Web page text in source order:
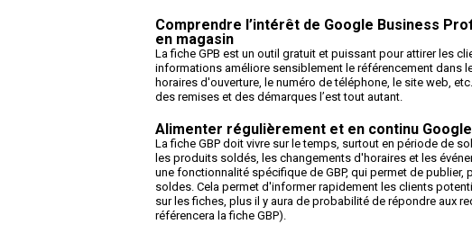
Comprendre l’intérêt de Google Business
en magasin
La fiche GPB est un outil gratuit et puissant pour attirer les
informations améliore sensiblement le référencement dans
horaires d'ouverture, le numéro de téléphone, le site web, etc
des remises et des démarques l’est tout autant.
Alimenter régulièrement et en continu
La fiche GBP doit vivre sur le temps, surtout en période de
les produits soldés, les changements d'horaires et les
une fonctionnalité spécifique de GBP, qui permet de
soldes. Cela permet d'informer rapidement les clients
sur les fiches, plus il y aura de probabilité de répondre aux
référencera la fiche GBP).